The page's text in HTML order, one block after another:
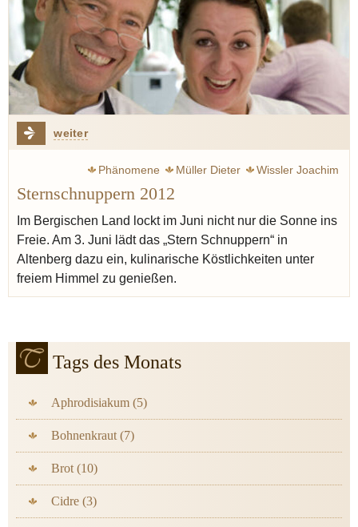
weiter
Phänomene Müller Dieter
Wissler Joachim
Henkel Nils
Sternschnuppern 2012
Im Bergischen Land lockt im Juni nicht nur die Sonne ins
Freie. Am 3. Juni lädt das „Stern Schnuppern“ in
Altenberg dazu ein, kulinarische Köstlichkeiten unter
freiem Himmel zu genießen.
Tags des Monats
Aphrodisiakum (5)
Bohnenkraut (7)
Brot (10)
Cidre (3)